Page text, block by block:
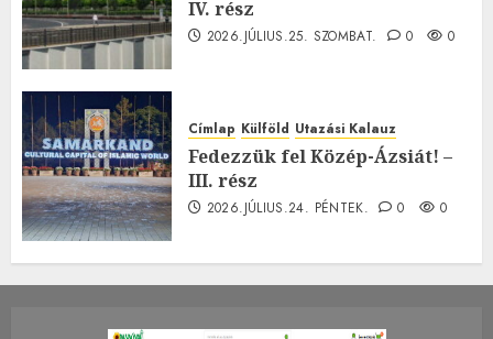
IV. rész
2026.JÚLIUS.25. SZOMBAT. 0 0
Címlap Külföld Utazási Kalauz
Fedezzük fel Közép-Ázsiát! –
III. rész
2026.JÚLIUS.24. PÉNTEK. 0 0